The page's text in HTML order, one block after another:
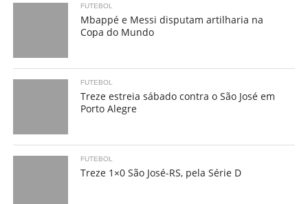
FUTEBOL
Mbappé e Messi disputam artilharia na
Copa do Mundo
FUTEBOL
Treze estreia sábado contra o São José em
Porto Alegre
FUTEBOL
Treze 1×0 São José-RS, pela Série D